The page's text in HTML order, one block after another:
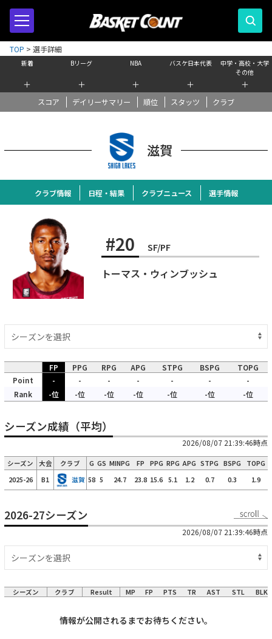
新着
＋
Bリーグ
＋
NBA
＋
バスケ日本代表
＋
中学・高校・大学
その他
＋
スコア デイリーサマリー 順位 スタッツ クラブ
TOP > 選手詳細
滋賀
クラブ情報 日程・結果 クラブニュース 選手情報
#20 SF/PF
トーマス・ウィンブッシュ
FP PPG RPG APG STPG BSPG
TOPG
Point
- - - - - -
-
Rank
-位 -位 -位 -位 -位 -位 -位
シーズン成績（平均）
2026/08/07 21:39:46時点
シーズン 大会 クラブ G GS MINPG FP PPG RPG APG STPG BSPG
TOPG
2025-26
B1 滋賀 58 5 24.7 23.8 15.6 5.1 1.2 0.7 0.3 1.9
2026-27シーズン
2026/08/07 21:39:46時点
シーズン クラブ Result MP FP PTS TR AST STL BLK
情報が公開されるまでお待ちください。